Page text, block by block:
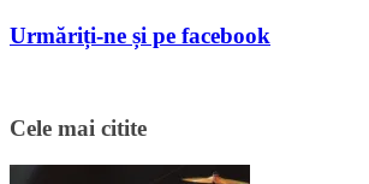
Urmăriți-ne și pe facebook
Cele mai citite